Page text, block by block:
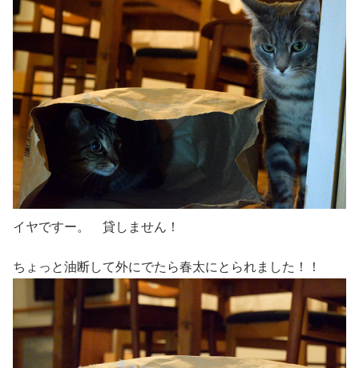
イヤですー。 貸しません！
ちょっと油断して外にでたら春太にとられました！！